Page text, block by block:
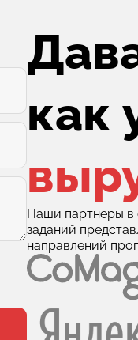
как
Наши партнеры в
заданий
направлений